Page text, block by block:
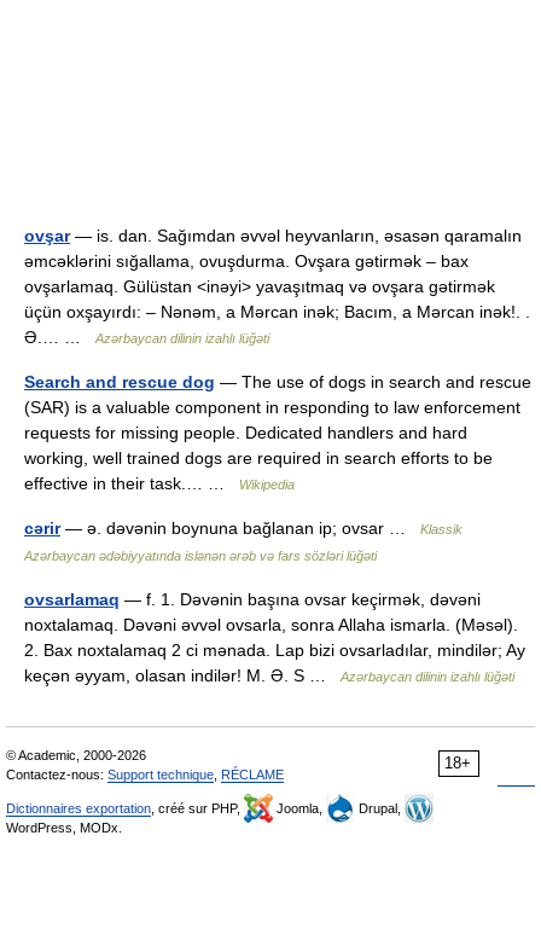
ovşar— is. dan. Sağımdan əvvəl heyvanların, əsasən qaramalın
əmcəklərini sığallama, ovuşdurma. Ovşara gətirmək – bax
ovşarlamaq. Gülüstan <inəyi> yavaşıtmaq və ovşara gətirmək
üçün oxşayırdı: – Nənəm, a Mərcan inək; Bacım, a Mərcan inək!. .
Ə.… …
Azərbaycan dilinin izahlı lüğəti
Search and rescue dog — The use of dogs in search and rescue
(SAR) is a valuable component in responding to law enforcement
requests for missing people. Dedicated handlers and hard
working, well trained dogs are required in search efforts to be
effective in their task.… …
Wikipedia
cərir— ə. dəvənin boynuna bağlanan ip; ovsar …
Klassik
Azərbaycan ədəbiyyatında islənən ərəb və fars sözləri lüğəti
ovsarlamaq — f. 1. Dəvənin başına ovsar keçirmək, dəvəni
noxtalamaq. Dəvəni əvvəl ovsarla, sonra Allaha ismarla. (Məsəl).
2. Bax noxtalamaq 2 ci mənada. Lap bizi ovsarladılar, mindilər; Ay
keçən əyyam, olasan indilər! M. Ə. S …
Azərbaycan dilinin izahlı lüğəti
18+
© Academic, 2000-2026
Contactez-nous: Support technique RÉCLAME
Dictionnaires exportation , créé sur PHP, Joomla,
Drupal,
WordPress, MODx.